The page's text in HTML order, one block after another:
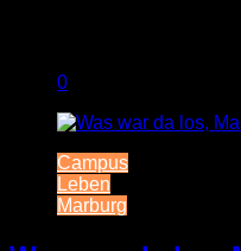
0
Campus
Leben
Marburg